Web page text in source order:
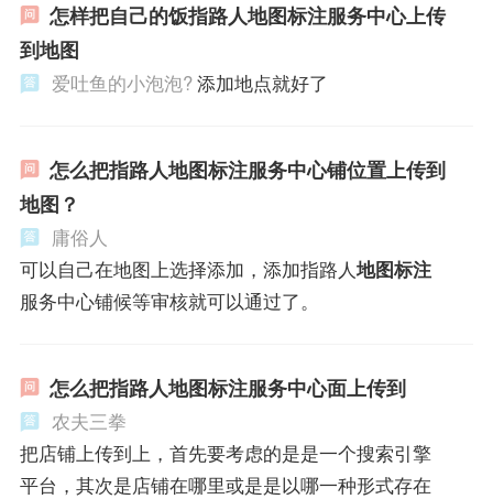
怎样把自己的饭指路人地图标注服务中心上传
到地图
爱吐鱼的小泡泡?添加地点就好了
怎么把指路人地图标注服务中心铺位置上传到
地图？
庸俗人
可以自己在地图上选择添加，添加指路人地图标注
服务中心铺候等审核就可以通过了。
怎么把指路人地图标注服务中心面上传到
农夫三拳
把店铺上传到上，首先要考虑的是是一个搜索引擎
平台，其次是店铺在哪里或是是以哪一种形式存在